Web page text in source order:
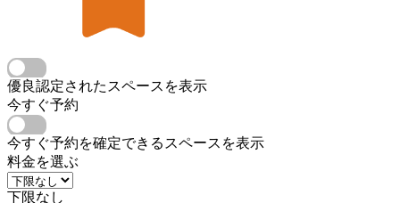
優良認定されたスペースを表示
今すぐ予約
今すぐ予約を確定できるスペースを表示
料金を選ぶ
下限なし